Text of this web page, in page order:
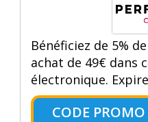
Bénéficiez de 5%
achat de 49€ dans
électronique.
CODE